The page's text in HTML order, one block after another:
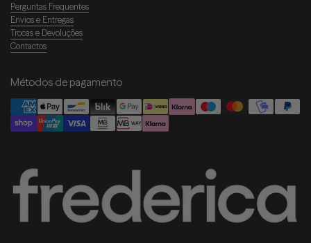
Perguntas Frequentes
Envios e Entregas
Trocas e Devoluções
Contactos
Métodos de pagamento